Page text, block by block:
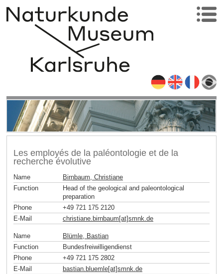
Les employés de la paléontologie et de la
recherche évolutive
Name
Birnbaum, Christiane
Function
Head of the geological and paleontological
preparation
Phone
+49 721 175 2120
E-Mail
christiane.birnbaum[at]smnk.de
Name
Blümle, Bastian
Function
Bundesfreiwilligendienst
Phone
+49 721 175 2802
E-Mail
bastian.bluemle[at]smnk.de